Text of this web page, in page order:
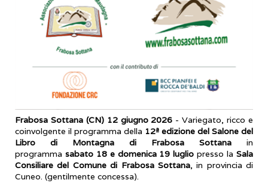
Frabosa Sottana (CN) 12 giugno 2026 - Variegato, ricco e
coinvolgente il programma della 12ª edizione del Salone del
Libro di Montagna di Frabosa Sottana in
programma sabato 18 e domenica 19 luglio presso laSala
Consiliare del Comune di Frabosa Sottana, in provincia di
Cuneo. (gentilmente concessa).